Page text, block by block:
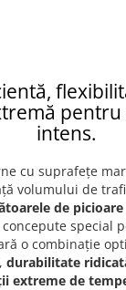
intens.
cu suprafețe
volumului de
de
special
o combinație
, durabilitate
extreme de